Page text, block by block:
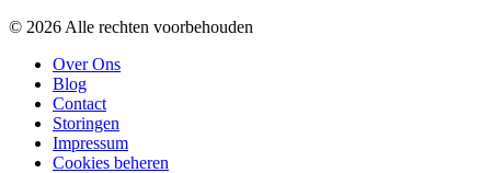
© 2026 Alle rechten voorbehouden
Over Ons
Blog
Contact
Storingen
Impressum
Cookies beheren